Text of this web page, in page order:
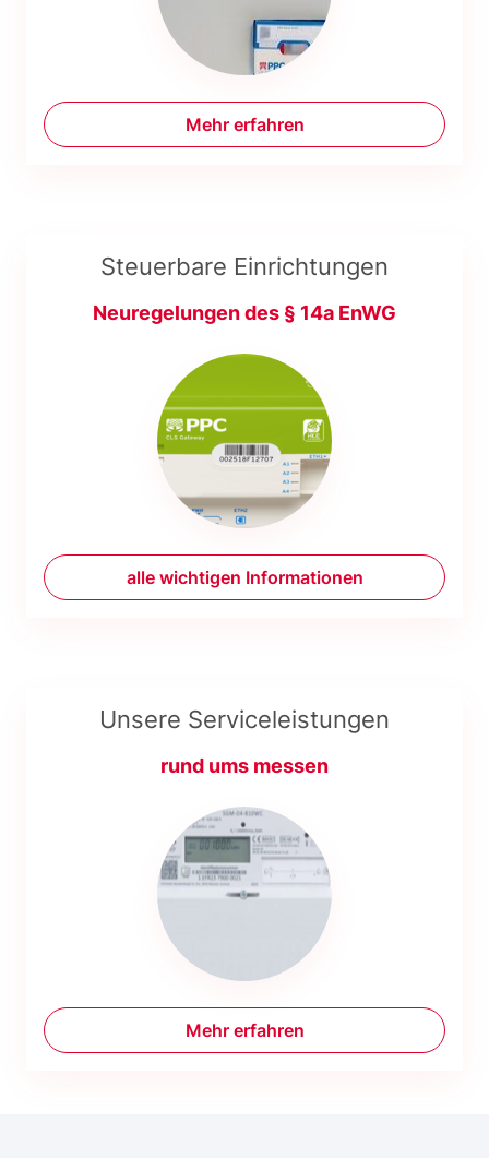
Mehr erfahren
Steuerbare Einrichtungen
Neuregelungen des § 14a EnWG
alle wichtigen Informationen
Unsere Serviceleistungen
rund ums messen
Mehr erfahren